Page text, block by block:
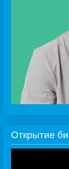
Открытие